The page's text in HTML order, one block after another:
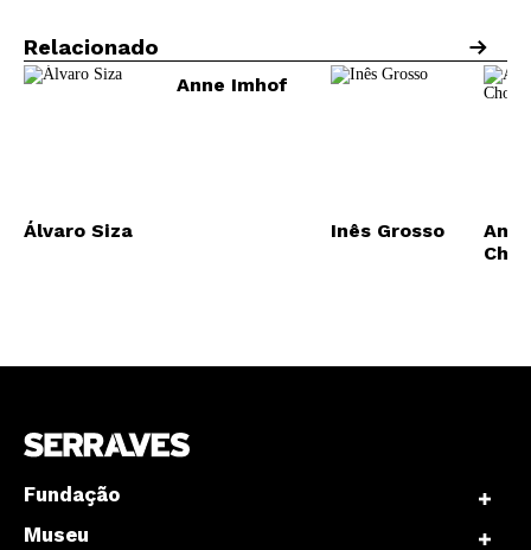
Relacionado
Álvaro Siza
Anne Imhof
Inês Grosso
Fundação
Museu
Newsletter